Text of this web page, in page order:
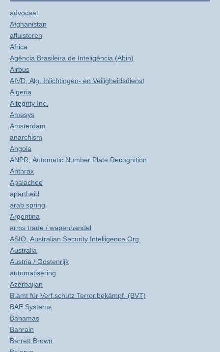
advocaat
Afghanistan
afluisteren
Africa
Agência Brasileira de Inteligência (Abin)
Airbus
AIVD, Alg. Inlichtingen- en Veiligheidsdienst
Algeria
Altegrity Inc.
Amesys
Amsterdam
anarchism
Angola
ANPR, Automatic Number Plate Recognition
Anthrax
Apalachee
apartheid
arab spring
Argentina
arms trade / wapenhandel
ASIO, Australian Security Intelligence Org.
Australia
Austria / Oostenrijk
automatisering
Azerbaijan
B.amt für Verf.schutz Terror.bekämpf. (BVT)
BAE Systems
Bahamas
Bahrain
Barrett Brown